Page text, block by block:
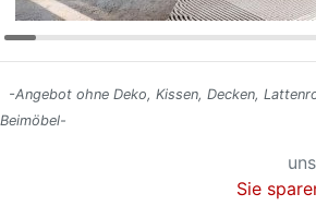
-Angebot ohne Deko, Kissen, Decken,
Beimöbel-
Sie
Letz-
Deals